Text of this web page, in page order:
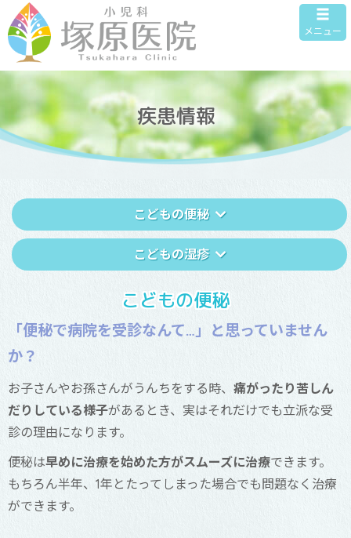
メニュー
疾患情報
こどもの便秘
こどもの湿疹
こどもの便秘
「便秘で病院を受診なんて…」と思っていません
か？
お子さんやお孫さんがうんちをする時、 痛がったり苦しん
だりしている様子があるとき、 実はそれだけでも立派な受
診の理由になります。
便秘は早めに治療を始めた方がスムーズに治療できます。
もちろん半年、1年とたってしまった場合でも問題なく治療
ができます。